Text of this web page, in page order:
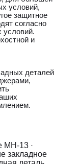
условий,
защитное
согласно
условий.
и
деталей
МН-13 ·
закладное